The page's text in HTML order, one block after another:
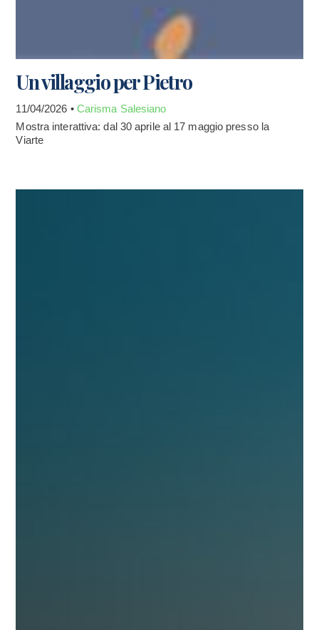
Un villaggio per Pietro
11/04/2026 • Carisma Salesiano
Mostra interattiva: dal 30 aprile al 17 maggio presso la
Viarte